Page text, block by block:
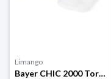
Limango
Bayer CHIC 2000 Torba na akcesoria do przewijania dla lalek - 3+ rozmiar: onesize